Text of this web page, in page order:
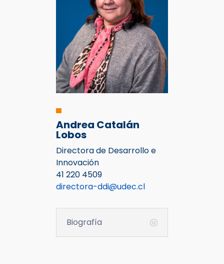
Andrea Catalán
Lobos
Directora de Desarrollo e
Innovación
41 220 4509
directora-ddi@udec.cl
Biografía